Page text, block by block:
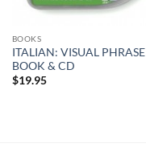
BOOKS
ITALIAN: VISUAL PHRASE
BOOK & CD
$19.95